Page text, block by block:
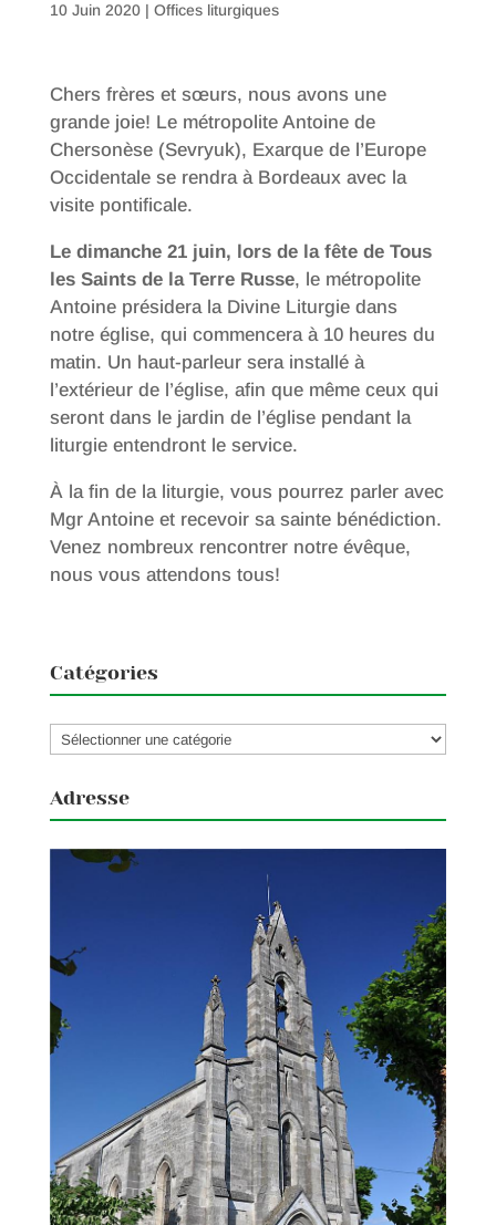
10 Juin 2020| Offices liturgiques
Chers frères et sœurs, nous avons une
grande joie! Le métropolite Antoine de
Chersonèse (Sevryuk), Exarque de l’Europe
Occidentale se rendra à Bordeaux avec la
visite pontificale.
Le dimanche 21 juin, lors de la fête de Tous
les Saints de la Terre Russe, le métropolite
Antoine présidera la Divine Liturgie dans
notre église, qui commencera à 10 heures du
matin. Un haut-parleur sera installé à
l’extérieur de l’église, afin que même ceux qui
seront dans le jardin de l’église pendant la
liturgie entendront le service.
À la fin de la liturgie, vous pourrez parler avec
Mgr Antoine et recevoir sa sainte bénédiction.
Venez nombreux rencontrer notre évêque,
nous vous attendons tous!
Catégories
Catégories
Adresse